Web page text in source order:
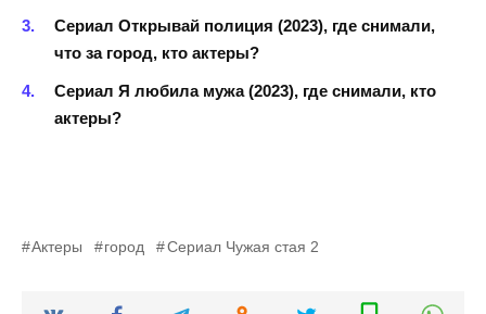
Сериал Открывай полиция (2023), где снимали,
что за город, кто актеры?
Сериал Я любила мужа (2023), где снимали, кто
актеры?
Актеры город Сериал Чужая стая 2